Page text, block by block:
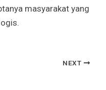
masyarakat yang
NEXT